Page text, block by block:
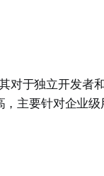
对于独立开发者
主要针对企业